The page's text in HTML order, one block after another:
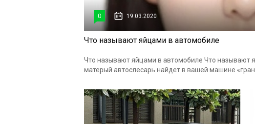
0 19.03.2020
Что называют яйцами в автомобиле
Что называют яйцами в автомобиле Что называют
матерый автослесарь найдет в вашей машине